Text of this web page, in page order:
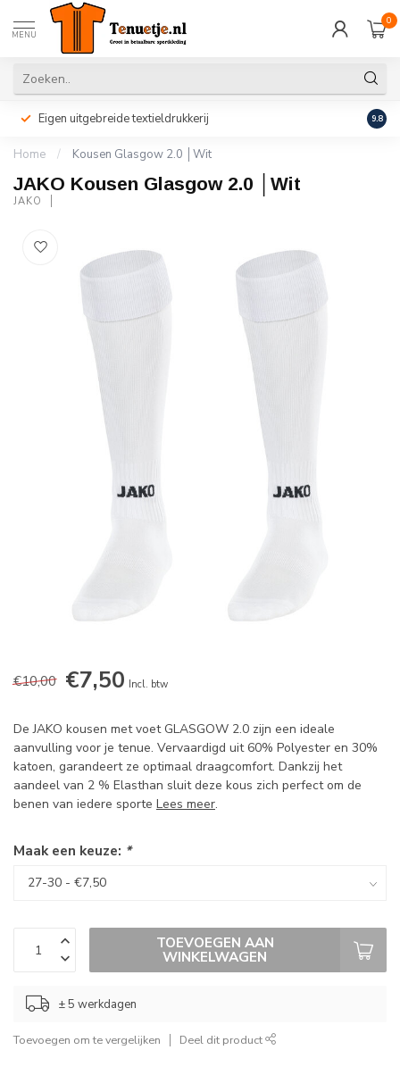
MENU
0
Eigen uitgebreide textieldrukkerij 9.8
Home / Kousen Glasgow 2.0 │Wit
JAKO Kousen Glasgow 2.0 │Wit
JAKO
€10,00 €7,50 Incl. btw
De JAKO kousen met voet GLASGOW 2.0 zijn een ideale
aanvulling voor je tenue. Vervaardigd uit 60% Polyester en 30%
katoen, garandeert ze optimaal draagcomfort. Dankzij het
aandeel van 2 % Elasthan sluit deze kous zich perfect om de
benen van iedere sporte Lees meer.
Maak een keuze: *
TOEVOEGEN AAN
WINKELWAGEN
± 5 werkdagen
Toevoegen om te vergelijken Deel dit product